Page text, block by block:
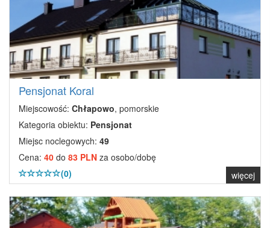
Pensjonat Koral
Miejscowość: Chłapowo, pomorskie
Kategoria obiektu: Pensjonat
Miejsc noclegowych: 49
Cena: 40 do 83 PLN za osobo/dobę
(0)
więcej